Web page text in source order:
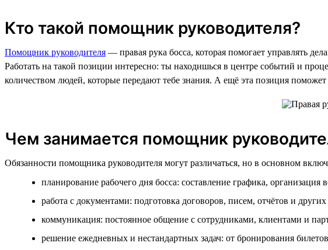
Кто такой помощник руководителя?
Помощник руководителя — правая рука босса, которая помогает управлять
Работать на такой позиции интересно: ты находишься в центре событий и
количеством людей, которые передают тебе знания. А ещё эта позиция
Чем занимается помощник
Обязанности помощника руководителя могут различаться, но в основном
планирование рабочего дня босса: составление графика, организация
работа с документами: подготовка договоров, писем, отчётов и
коммуникация: постоянное общение с сотрудниками, клиентами и
решение ежедневных и нестандартных задач: от бронирования